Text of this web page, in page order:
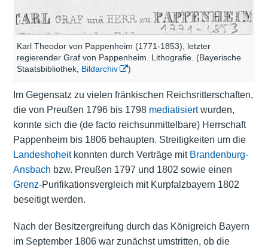
Karl Theodor von Pappenheim (1771-1853), letzter
regierender Graf von Pappenheim. Lithografie. (Bayerische
Staatsbibliothek, Bildarchiv )
Im Gegensatz zu vielen fränkischen Reichsritterschaften,
die von Preußen 1796 bis 1798 mediatisiertwurden,
konnte sich die (de facto reichsunmittelbare) Herrschaft
Pappenheim bis 1806 behaupten. Streitigkeiten um die
Landeshoheitkonnten durch Verträge mit Brandenburg-
Ansbach bzw. Preußen 1797 und 1802 sowie einen
Grenz-Purifikationsvergleich mit Kurpfalzbayern 1802
beseitigt werden.
Nach der Besitzergreifung durch das Königreich Bayern
im September 1806 war zunächst umstritten, ob die